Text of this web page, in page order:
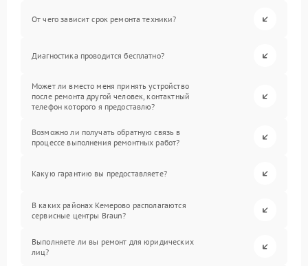
От чего зависит срок ремонта техники?
Диагностика проводится бесплатно?
Может ли вместо меня принять устройство
после ремонта другой человек, контактный
телефон которого я предоставлю?
Возможно ли получать обратную связь в
процессе выполнения ремонтных работ?
Какую гарантию вы предоставляете?
В каких районах Кемерово располагаются
сервисные центры Braun?
Выполняете ли вы ремонт для юридических
лиц?